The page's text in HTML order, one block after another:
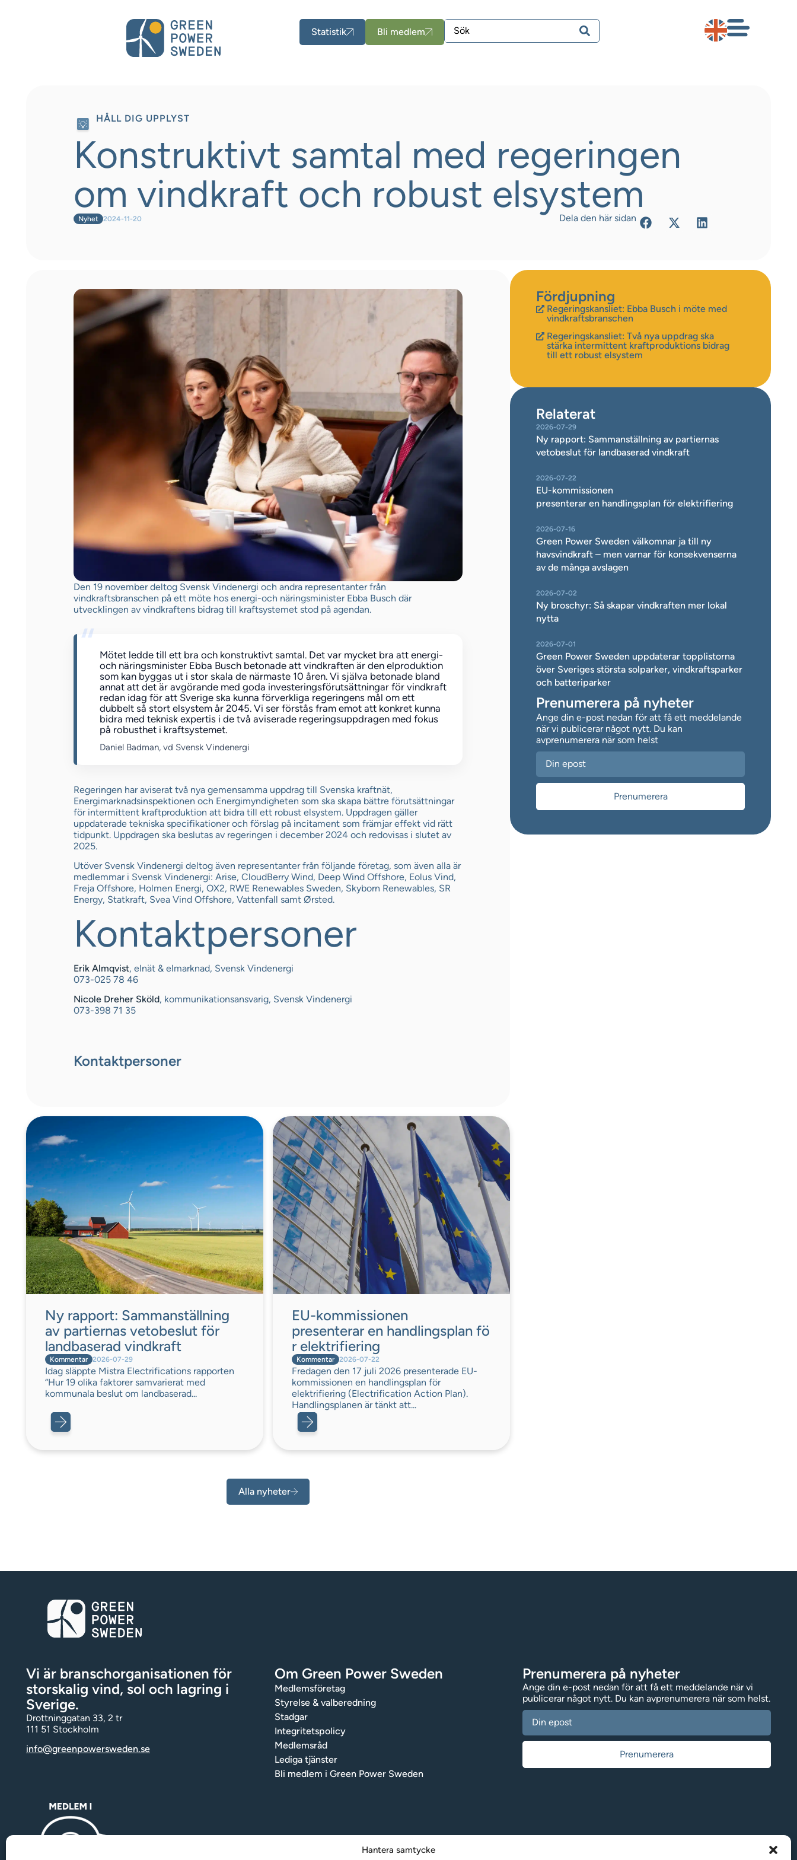
Hantera samtycke
Statistik Bli medlem
HÅLL DIG UPPLYST
Konstruktivt samtal med regeringen
om vindkraft och robust elsystem
Nyhet 2024-11-20 Dela den här sidan
Den 19 november deltog Svensk Vindenergi och andra representanter från
vindkraftsbranschen på ett möte hos energi-och näringsminister Ebba Busch där
utvecklingen av vindkraftens bidrag till kraftsystemet stod på agendan.
Mötet ledde till ett bra och konstruktivt samtal. Det var mycket bra att energi-
och näringsminister Ebba Busch betonade att vindkraften är den elproduktion
som kan byggas ut i stor skala de närmaste 10 åren. Vi själva betonade bland
annat att det är avgörande med goda investeringsförutsättningar för vindkraft
redan idag för att Sverige ska kunna förverkliga regeringens mål om ett
dubbelt så stort elsystem år 2045. Vi ser förstås fram emot att konkret kunna
bidra med teknisk expertis i de två aviserade regeringsuppdragen med fokus
på robusthet i kraftsystemet.
Daniel Badman, vd Svensk Vindenergi
Regeringen har aviserat två nya gemensamma uppdrag till Svenska kraftnät,
Energimarknadsinspektionen och Energimyndigheten som ska skapa bättre förutsättningar
för intermittent kraftproduktion att bidra till ett robust elsystem. Uppdragen gäller
uppdaterade tekniska specifikationer och förslag på incitament som främjar effekt vid rätt
tidpunkt. Uppdragen ska beslutas av regeringen i december 2024 och redovisas i slutet av
2025.
Utöver Svensk Vindenergi deltog även representanter från följande företag, som även alla är
medlemmar i Svensk Vindenergi: Arise, CloudBerry Wind, Deep Wind Offshore, Eolus Vind,
Freja Offshore, Holmen Energi, OX2, RWE Renewables Sweden, Skyborn Renewables, SR
Energy, Statkraft, Svea Vind Offshore, Vattenfall samt Ørsted.
Kontaktpersoner
Erik Almqvist, elnät & elmarknad, Svensk Vindenergi
073-025 78 46
Nicole Dreher Sköld, kommunikationsansvarig, Svensk Vindenergi
073-398 71 35
Kontaktpersoner
Fördjupning
Regeringskansliet: Ebba Busch i möte med
vindkraftsbranschen
Regeringskansliet: Två nya uppdrag ska
stärka intermittent kraftproduktions bidrag
till ett robust elsystem
Relaterat
2026-07-29
Ny rapport: Sammanställning av partiernas
vetobeslut för landbaserad vindkraft
2026-07-22
EU-kommissionen
presenterar en handlingsplan för elektrifiering
2026-07-16
Green Power Sweden välkomnar ja till ny
havsvindkraft – men varnar för konsekvenserna
av de många avslagen
2026-07-02
Ny broschyr: Så skapar vindkraften mer lokal
nytta
2026-07-01
Green Power Sweden uppdaterar topplistorna
över Sveriges största solparker, vindkraftsparker
och batteriparker
Prenumerera på nyheter
Ange din e-post nedan för att få ett meddelande
när vi publicerar något nytt. Du kan
avprenumerera när som helst
Ny rapport: Sammanställning
av partiernas vetobeslut för
landbaserad vindkraft
Kommentar 2026-07-29
Idag släppte Mistra Electrifications rapporten
“Hur 19 olika faktorer samvarierat med
kommunala beslut om landbaserad...
EU-kommissionen
presenterar en handlingsplan fö
r elektrifiering
Kommentar 2026-07-22
Fredagen den 17 juli 2026 presenterade EU-
kommissionen en handlingsplan för
elektrifiering (Electrification Action Plan).
Handlingsplanen är tänkt att...
Alla nyheter
Vi är branschorganisationen för
storskalig vind, sol och lagring i
Sverige.
Drottninggatan 33, 2 tr
111 51 Stockholm
info@greenpowersweden.se
Om Green Power Sweden
Medlemsföretag
Styrelse & valberedning
Stadgar
Integritetspolicy
Medlemsråd
Lediga tjänster
Bli medlem i Green Power Sweden
Prenumerera på nyheter
Ange din e-post nedan för att få ett meddelande när vi
publicerar något nytt. Du kan avprenumerera när som helst.